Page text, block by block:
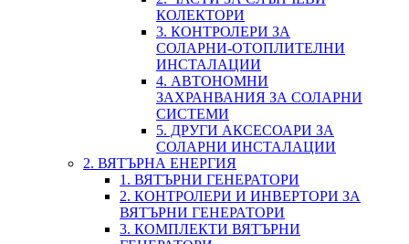
КОЛЕКТОРИ
3. КОНТРОЛЕРИ ЗА
СОЛАРНИ-ОТОПЛИТЕЛНИ
ИНСТАЛАЦИИ
4. АВТОНОМНИ
ЗАХРАНВАНИЯ ЗА СОЛАРНИ
СИСТЕМИ
5. ДРУГИ АКСЕСОАРИ ЗА
СОЛАРНИ ИНСТАЛАЦИИ
2. ВЯТЪРНА ЕНЕРГИЯ
1. ВЯТЪРНИ ГЕНЕРАТОРИ
2. КОНТРОЛЕРИ И ИНВЕРТОРИ ЗА
ВЯТЪРНИ ГЕНЕРАТОРИ
3. КОМПЛЕКТИ ВЯТЪРНИ